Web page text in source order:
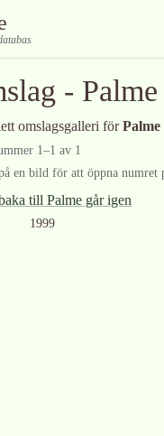
-
omslagsgalleri förPalme
1–1 av 1
en bild för att öppna
till Palme går igen
bild tillgänglig
1999